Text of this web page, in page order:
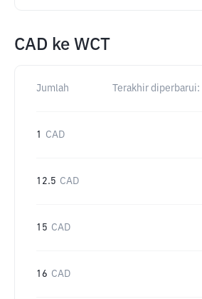
CAD ke WCT
Jumlah Terakhir diperbarui:
1 CAD
12.5 CAD
15 CAD
16 CAD